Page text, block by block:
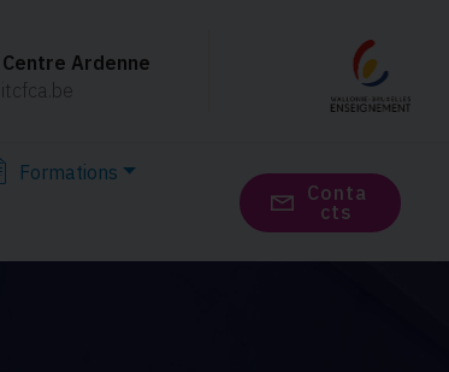
Centre Ardenne
Formations
Сonta
cts